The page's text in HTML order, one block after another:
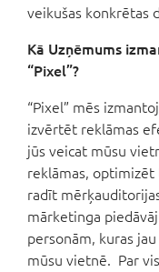
veikušas konkrētas
Kā Uzņēmums
“Pixel”?
“Pixel” mēs
izvērtēt reklāmas
jūs veicat mūsu
reklāmas, optimizēt
radīt
mārketinga
personām, kuras
mūsu vietnē. Par